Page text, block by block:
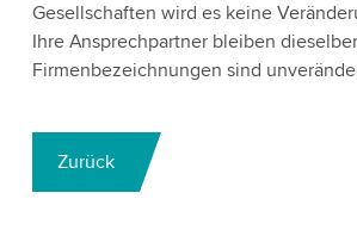
Gesellschaften wird es keine
Ihre Ansprechpartner bleiben
Firmenbezeichnungen sind
Zurück